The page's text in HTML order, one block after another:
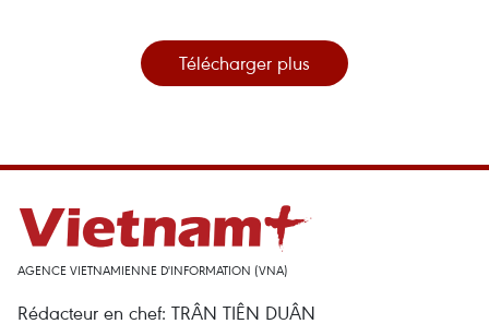
Télécharger plus
AGENCE VIETNAMIENNE D'INFORMATION (VNA)
Rédacteur en chef: TRÂN TIÊN DUÂN